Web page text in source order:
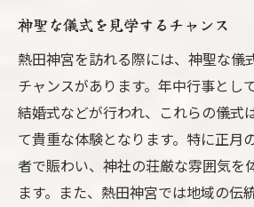
神聖な儀式を見学するチャンス
熱田神宮を訪れる際には、神聖な儀
チャンスがあります。年中行事とし
結婚式などが行われ、これらの儀式
て貴重な体験となります。特に正月
者で賑わい、神社の荘厳な雰囲気を
ます。また、熱田神宮では地域の伝